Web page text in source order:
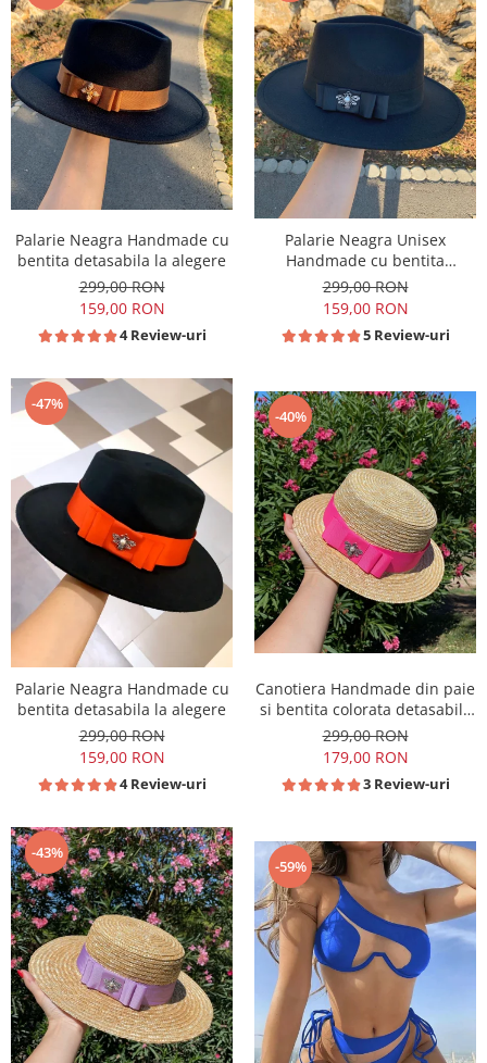
Palarie Neagra Handmade cu
bentita detasabila la alegere
299,00 RON
159,00 RON
4 Review-uri
Palarie Neagra Unisex
Handmade cu bentita
detasabila la alegere
299,00 RON
159,00 RON
5 Review-uri
-47%
Palarie Neagra Handmade cu
bentita detasabila la alegere
299,00 RON
159,00 RON
4 Review-uri
-40%
Canotiera Handmade din paie
si bentita colorata detasabila
la alegere
299,00 RON
179,00 RON
3 Review-uri
-43%
-59%